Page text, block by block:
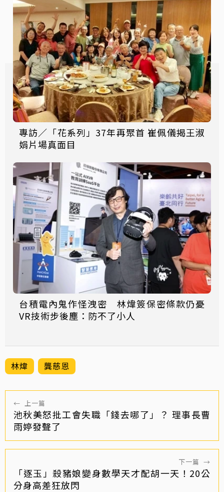
專訪／「花系列」37年再聚首 崔佩儀揭王淑
娟片場真面目
台積電內鬼作怪洩密 林煒簽保密條款仍憂
VR技術步後塵：防不了小人
林煒 龔慈恩
← 上一篇
池秋美怒批工會失職「錢去哪了」？ 理事長曹
雨婷發聲了
下一篇 →
「逐玉」殺豬娘變身數學天才配胡一天！20公
分身高差狂放閃